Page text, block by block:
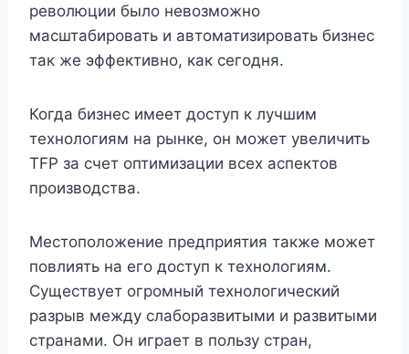
революции было невозможно
масштабировать и автоматизировать бизнес
так же эффективно, как сегодня.
Когда бизнес имеет доступ к лучшим
технологиям на рынке, он может увеличить
TFP за счет оптимизации всех аспектов
производства.
Местоположение предприятия также может
повлиять на его доступ к технологиям.
Существует огромный технологический
разрыв между слаборазвитыми и развитыми
странами. Он играет в пользу стран,